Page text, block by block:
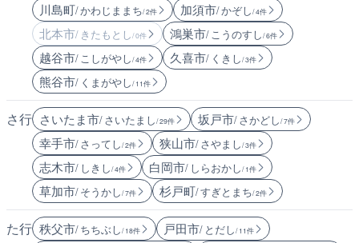
川島町/ かわじままち/ 2件 加須市/ かぞし/ 4件
北本市/ きたもとし/ 0件 鴻巣市/ こうのすし/ 6件
越谷市/ こしがやし/ 4件 久喜市/ くきし/ 3件
熊谷市/ くまがやし/ 11件
さ行 さいたま市/ さいたまし/ 29件 坂戸市/ さかどし/ 7件
幸手市/ さってし/ 2件 狭山市/ さやまし/ 3件
志木市/ しきし/ 4件 白岡市/ しらおかし/ 1件
草加市/ そうかし/ 7件 杉戸町/ すぎとまち/ 2件
た行 秩父市/ ちちぶし/ 18件 戸田市/ とだし/ 11件